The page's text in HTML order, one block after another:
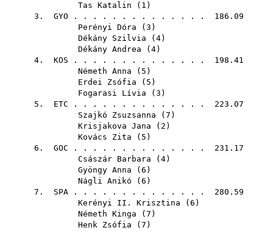
Tas Katalin ( 1 )
3. GYO . . . . . . . . . . . . . . 186.09
Perényi Dóra ( 3 )
Dékány Szilvia ( 4)
Dékány Andrea ( 4)
4. KOS . . . . . . . . . . . . . . 198.41
Németh Anna ( 5 )
Erdei Zsófia ( 5 )
Fogarasi Lívia ( 3 )
5. ETC . . . . . . . . . . . . . . 223.07
Szajkó Zsuzsanna ( 7 )
Krisjakova Jana ( 2 )
Kovács Zita ( 5 )
6. GOC . . . . . . . . . . . . . . 231.17
Császár Barbara ( 4)
Gyöngy Anna ( 6 )
Nágli Anikó ( 6 )
7. SPA . . . . . . . . . . . . . . 280.59
Kerényi II. Krisztina ( 6 )
Németh Kinga ( 7 )
Henk Zsófia ( 7 )